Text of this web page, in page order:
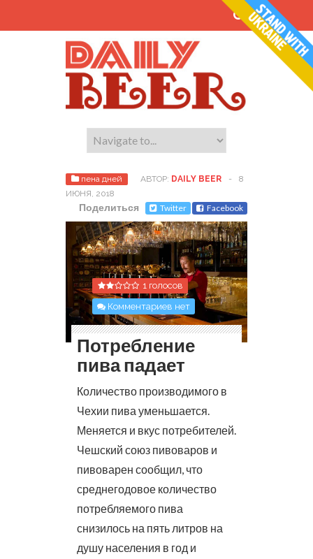
пена дней АВТОР: DAILY BEER -
8
ИЮНЯ, 2018
Поделиться Twitter Facebook
1 голосов
Комментариев нет
Потребление
пива падает
Количество производимого в
Чехии пива уменьшается.
Меняется и вкус потребителей.
Чешский союз пивоваров и
пивоварен сообщил, что
среднегодовое количество
потребляемого пива
снизилось на пять литров на
душу населения в год и